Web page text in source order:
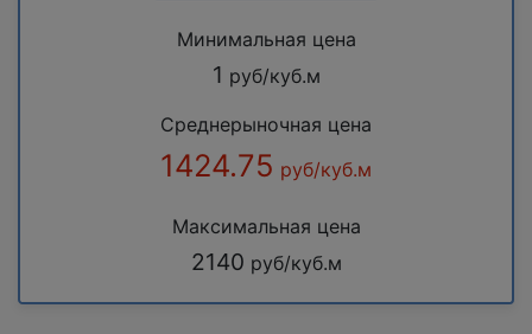
Минимальная цена
1 руб/куб.м
Среднерыночная цена
1424.75 руб/куб.м
Максимальная цена
2140 руб/куб.м